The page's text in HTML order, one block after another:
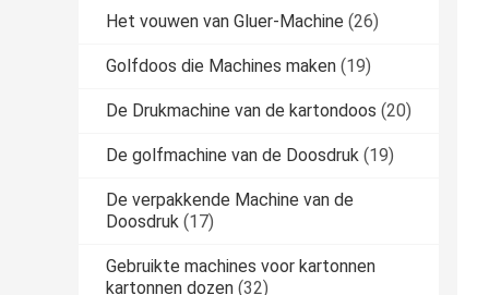
Het vouwen van Gluer-Machine (26)
Golfdoos die Machines maken (19)
De Drukmachine van de kartondoos (20)
De golfmachine van de Doosdruk (19)
De verpakkende Machine van de
Doosdruk (17)
Gebruikte machines voor kartonnen
kartonnen dozen (32)